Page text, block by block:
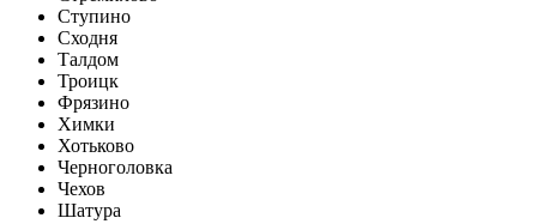
Ступино
Сходня
Талдом
Троицк
Фрязино
Химки
Хотьково
Черноголовка
Чехов
Шатура